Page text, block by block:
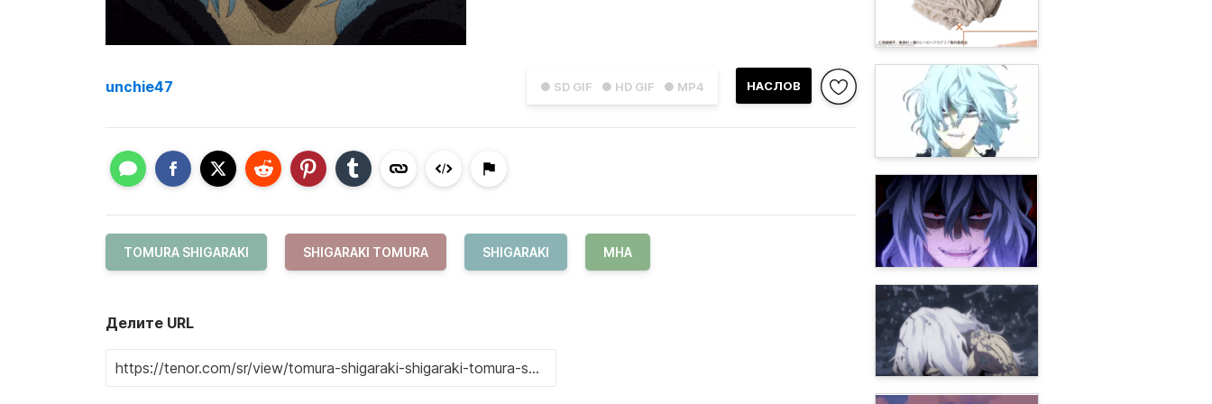
● SD GIF ● HD GIF ● MP4 НАСЛОВ
unchie47
TOMURA SHIGARAKI SHIGARAKI TOMURA SHIGARAKI MHA
Делите URL